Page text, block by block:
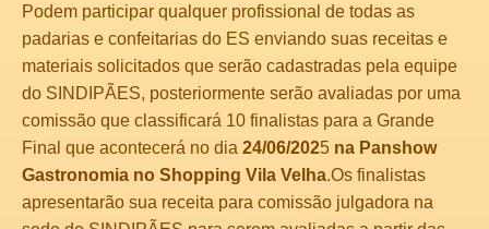
Podem participar qualquer profissional de todas as
padarias e confeitarias do ES enviando suas receitas e
materiais solicitados que serão cadastradas pela equipe
do SINDIPÃES, posteriormente serão avaliadas por uma
comissão que classificará 10 finalistas para a Grande
Final que acontecerá no dia 24/06/2025 na Panshow
Gastronomia no Shopping Vila Velha.Os finalistas
apresentarão sua receita para comissão julgadora na